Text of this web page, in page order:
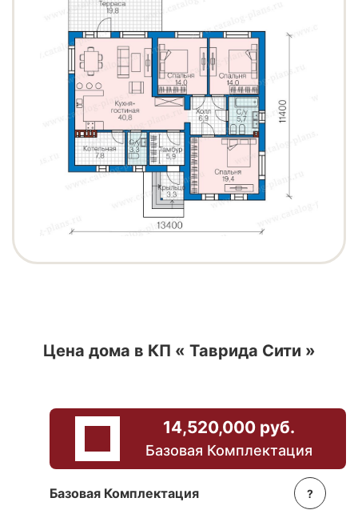
Цена дома в КП « Таврида Сити »
14,520,000 руб.
Базовая Комплектация
Базовая Комплектация ?